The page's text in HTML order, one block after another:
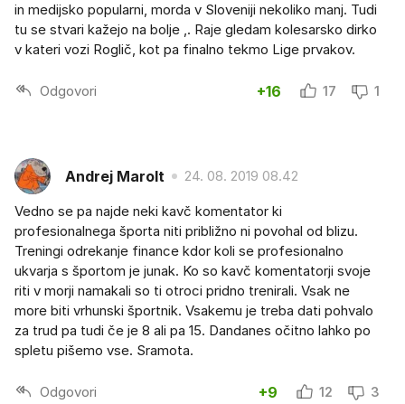
in medijsko popularni, morda v Sloveniji nekoliko manj. Tudi
tu se stvari kažejo na bolje ,. Raje gledam kolesarsko dirko
v kateri vozi Roglič, kot pa finalno tekmo Lige prvakov.
Odgovori +16 17 1
Andrej Marolt 24. 08. 2019 08.42
Vedno se pa najde neki kavč komentator ki
profesionalnega športa niti približno ni povohal od blizu.
Treningi odrekanje finance kdor koli se profesionalno
ukvarja s športom je junak. Ko so kavč komentatorji svoje
riti v morji namakali so ti otroci pridno trenirali. Vsak ne
more biti vrhunski športnik. Vsakemu je treba dati pohvalo
za trud pa tudi če je 8 ali pa 15. Dandanes očitno lahko po
spletu pišemo vse. Sramota.
Odgovori +9 12 3